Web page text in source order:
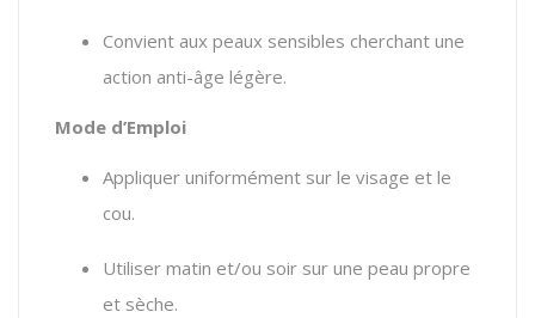
Convient aux peaux sensibles cherchant une
action anti-âge légère.
Mode d’Emploi
Appliquer uniformément sur le visage et le
cou.
Utiliser matin et/ou soir sur une peau propre
et sèche.